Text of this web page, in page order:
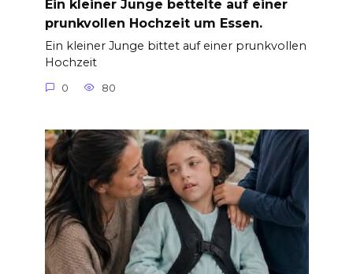
Ein kleiner Junge bettelte auf einer
prunkvollen Hochzeit um Essen.
Ein kleiner Junge bittet auf einer prunkvollen
Hochzeit
0 80